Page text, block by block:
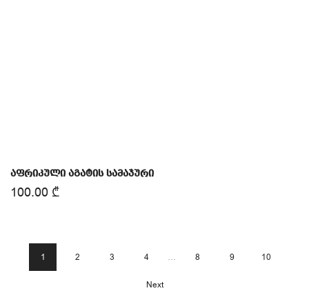
აფრიკული აგატის სამაჯური
100.00 ₾
1 2 3 4 … 8 9 10
Next